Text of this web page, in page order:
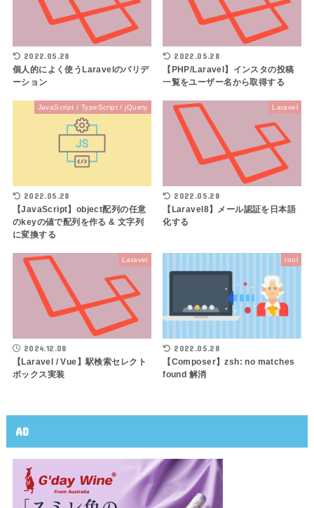
2022.05.28
個人的によく使うLaravelのバリデ
ーション
2022.05.28
【PHP/Laravel】インスタの投稿
一覧をユーザー名から取得する
JavaScript / TypeScript / jQuery
2022.05.28
【JavaScript】object配列の任意
のkeyの値で配列を作る & 文字列
に変換する
Laravel
2022.05.28
【Laravel8】メール認証を日本語
化する
Laravel
2024.12.08
【Laravel / Vue】駅検索セレクト
ボックス実装
tool
2022.05.28
【Composer】zsh: no matches
found 解消
AD